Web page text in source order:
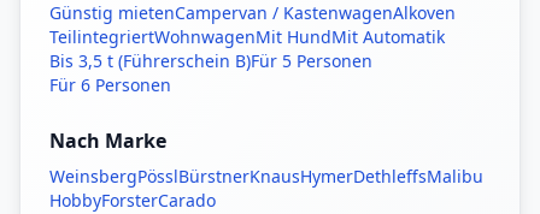
Günstig mietenCampervan / KastenwagenAlkoven
TeilintegriertWohnwagenMit HundMit Automatik
Bis 3,5 t (Führerschein B)Für 5 Personen
Für 6 Personen
Nach Marke
WeinsbergPösslBürstnerKnausHymerDethleffsMalibu
HobbyForsterCarado